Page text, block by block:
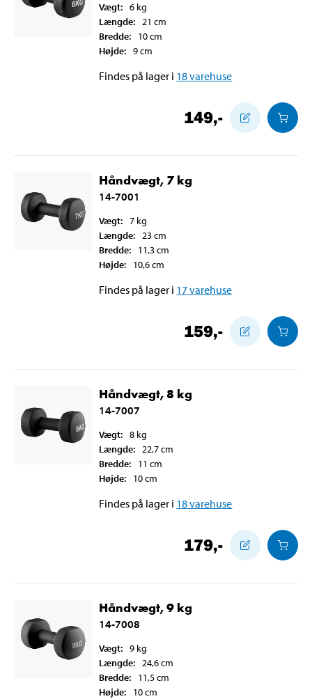
Vægt: 6 kg
Længde: 21 cm
Bredde: 10cm
Højde: 9cm
Findes på lager i 18varehuse
149,-
Håndvægt, 7 kg
14-7001
Vægt: 7 kg
Længde: 23cm
Bredde: 11,3cm
Højde: 10,6cm
Findes på lager i 17varehuse
159,-
Håndvægt, 8 kg
14-7007
Vægt: 8 kg
Længde: 22,7cm
Bredde: 11 cm
Højde: 10cm
Findes på lager i 18varehuse
179,-
Håndvægt, 9 kg
14-7008
Vægt: 9 kg
Længde: 24,6cm
Bredde: 11,5cm
Højde: 10cm